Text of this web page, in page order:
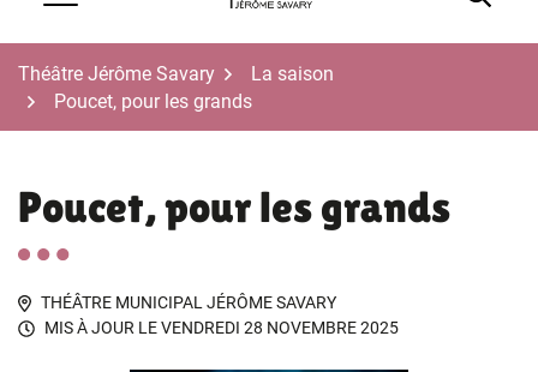
Théâtre Jérôme Savary
La saison
Poucet, pour les grands
Poucet, pour les grands
THÉÂTRE MUNICIPAL JÉRÔME SAVARY
MIS À JOUR LEVENDREDI 28 NOVEMBRE 2025